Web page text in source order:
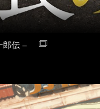
郎伝 –